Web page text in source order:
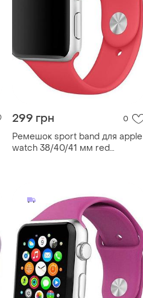
299 грн 0
Ремешок sport band для apple
watch 38/40/41 мм red